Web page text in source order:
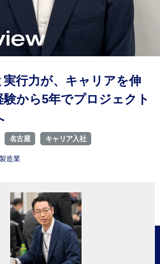
環境・制度
ランス
転職コラム
ジョン/ISC/DSP
ロード
る質問
実行力が、キャリアを伸
験から5年でプロジェクト
名古屋 キャリア入社
造業